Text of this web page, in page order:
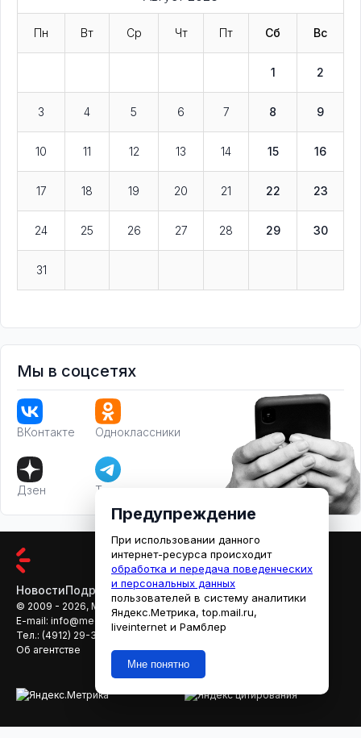
Пн Вт Ср Чт Пт Сб Вс
1 2
3 4 5 6 7 8 9
10 11 12 13 14 15 16
17 18 19 20 21 22 23
24 25 26 27 28 29 30
31
Мы в соцсетях
ВКонтакте Одноклассники
Дзен Телеграм
НовостиПодробностиАфишаКино
© 2009 - 2026, МЕДИАРЯЗАНЬ
E-mail: info@mediaryazan.ru
reklama@mediaryazan.ru
Тел.: (4912) 29-33-66
Об агентстве
Предупреждение
При использовании данного
интернет-ресурса происходит
обработка и передача поведенческих
и персональных данных
пользователей в систему аналитики
Яндекс.Метрика, top.mail.ru,
liveinternet и Рамблер
Мне понятно